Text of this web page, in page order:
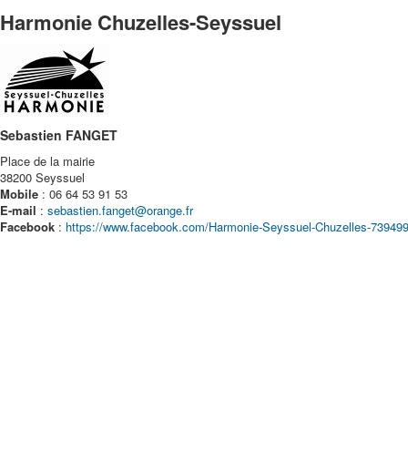
Harmonie Chuzelles-Seyssuel
Sebastien FANGET
Place de la mairie
38200 Seyssuel
Mobile : 06 64 53 91 53
E-mail : sebastien.fanget@orange.fr
Facebook : https://www.facebook.com/Harmonie-Seyssuel-Chuzelles-